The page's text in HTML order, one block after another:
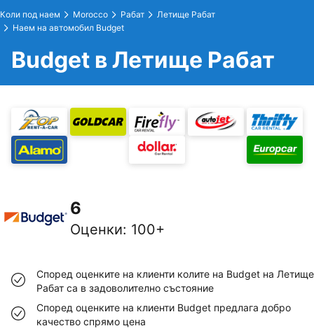
Коли под наем Morocco Рабат
Летище Рабат
Наем на автомобил Budget
Budget в Летище Рабат
6
Оценки: 100+
Според оценките на клиенти колите на Budget на Летище
Рабат са в задоволително състояние
Според оценките на клиенти Budget предлага добро
качество спрямо цена